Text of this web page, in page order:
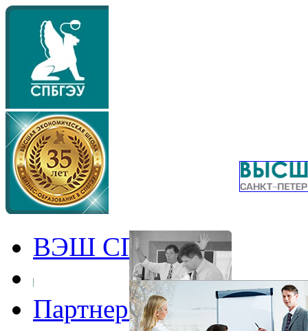
ВЭШ СПбГЭУ
Партнеры